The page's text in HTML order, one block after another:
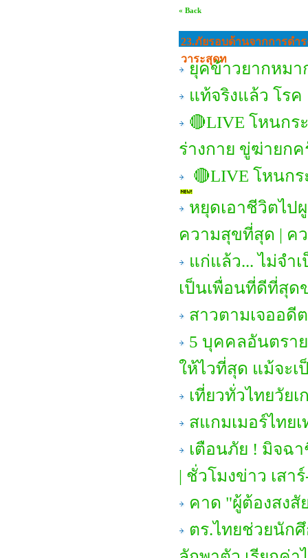
« Back
23.ภัยรอบด้านจากการดํา
วาระสุดท
ยุคข้าวยากหมา
แท้จริงแล้ว โร
🔴LIVE โหนก
ร่างกาย ขู่ฆ่ายกค
🔴LIVE โหนก
หยุดเอาชีวิตไป
ความสุขที่สุด | ค
แก่แล้ว... ไม่จำ
เป็นเพื่อนที่ดีที่สุด
สาวตามเจออดี
5 บุคคลอันตรา
ให้ไวที่สุด แม้จะ
เที่ยวทั่วไทยวัย
สแกมเมอร์ไทย
เตือนภัย ! มิจฉ
| ชั่วโมงข่าว เสา
คาด "ผู้ต้องสงสั
ตร.ไทยช่วยนัก